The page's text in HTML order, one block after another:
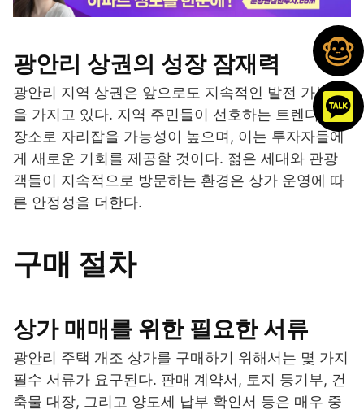
광안리 상권의 성장 잠재력
광안리 지역 상권은 앞으로도 지속적인 발전 가능성
을 가지고 있다. 지역 주민들이 선호하는 트렌디한
장소로 자리잡을 가능성이 높으며, 이는 투자자들에
게 새로운 기회를 제공할 것이다. 젊은 세대와 관광
객들이 지속적으로 방문하는 환경은 상가 운영에 따
른 안정성을 더한다.
구매 절차
상가 매매를 위한 필요한 서류
광안리 주택 개조 상가를 구매하기 위해서는 몇 가지
필수 서류가 요구된다. 판매 계약서, 토지 등기부, 건
축물 대장, 그리고 양도세 납부 확인서 등은 매우 중